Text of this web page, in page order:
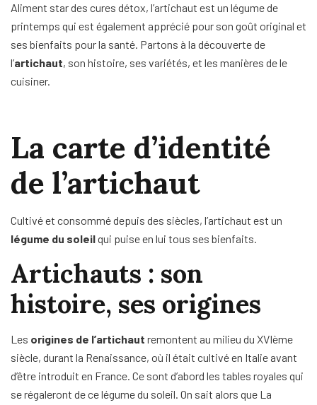
Aliment star des cures détox, l’artichaut est un légume de
printemps qui est également apprécié pour son goût original et
ses bienfaits pour la santé. Partons à la découverte de
l’artichaut, son histoire, ses variétés, et les manières de le
cuisiner.
La carte d’identité
de l’artichaut
Cultivé et consommé depuis des siècles, l’artichaut est un
légume du soleilqui puise en lui tous ses bienfaits.
Artichauts : son
histoire, ses origines
Les origines de l’artichaut remontent au milieu du XVIème
siècle, durant la Renaissance, où il était cultivé en Italie avant
d’être introduit en France. Ce sont d’abord les tables royales qui
se régaleront de ce légume du soleil. On sait alors que La